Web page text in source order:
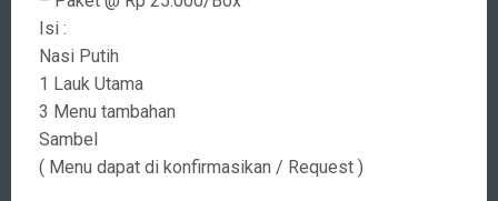
– Paket @ Rp 25.000/Box
Isi :
Nasi Putih
1 Lauk Utama
3 Menu tambahan
Sambel